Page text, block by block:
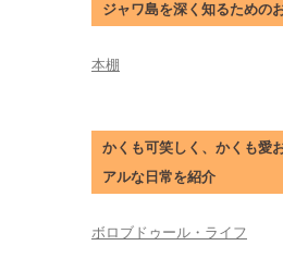
ジャワ島を深く知るための
本棚
かくも可笑しく、かくも愛
アルな日常を紹介
ボロブドゥール・ライフ